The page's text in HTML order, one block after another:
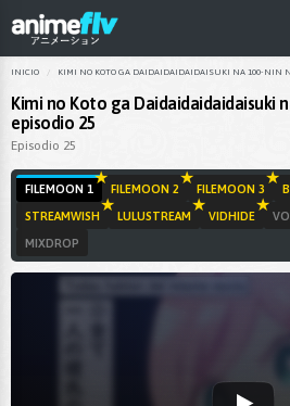
INICIO KIMI NO KOTO GA DAIDAIDAIDAIDAISUKI NA 100-NIN
Kimi no Koto ga Daidaidaidaidaisuki
episodio 25
Episodio 25
FILEMOON 1 FILEMOON 2 FILEMOON 3
STREAMWISH LULUSTREAM VIDHIDE
MIXDROP